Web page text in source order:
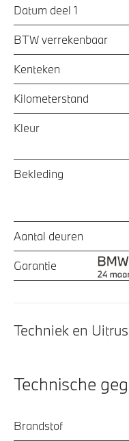
Datum deel 1
BTW verrekenbaar
Kenteken
Kilometerstand
Kleur
Bekleding
Aantal deuren
Garantie
Techniek en
Technische
Brandstof